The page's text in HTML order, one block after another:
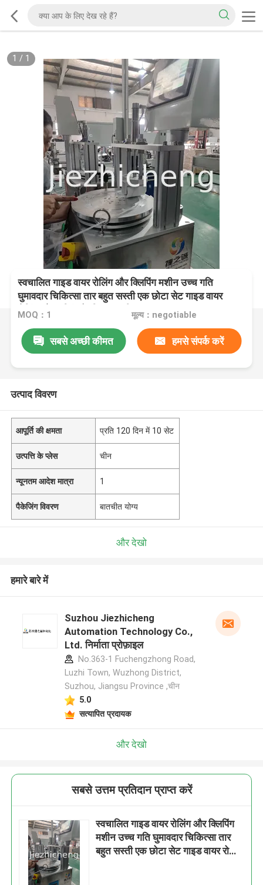
1 / 1
स्वचालित गाइड वायर रोलिंग और क्लिपिंग मशीन उच्च गति
घुमावदार चिकित्सा तार बहुत सस्ती एक छोटा सेट गाइड वायर
रोलिंग और बॉन्डिंग के लिए स्वचालित उपकरण
MOQ：1 मूल्य：negotiable
सबसे अच्छी कीमत हमसे संपर्क करें
उत्पाद विवरण
आपूर्ति की क्षमता प्रति 120 दिन में 10 सेट
उत्पत्ति के प्लेस चीन
न्यूनतम आदेश मात्रा 1
पैकेजिंग विवरण बातचीत योग्य
और देखो
हमारे बारे में
Suzhou Jiezhicheng
Automation Technology Co.,
Ltd. निर्माता प्रोफ़ाइल
No.363-1 Fuchengzhong Road,
Luzhi Town, Wuzhong District,
Suzhou, Jiangsu Province ,चीन
5.0
सत्यापित प्रदायक
और देखो
सबसे उत्तम प्रतिदान प्राप्त करें
स्वचालित गाइड वायर रोलिंग और क्लिपिंग
मशीन उच्च गति घुमावदार चिकित्सा तार
बहुत सस्ती एक छोटा सेट गाइड वायर रोलिंग